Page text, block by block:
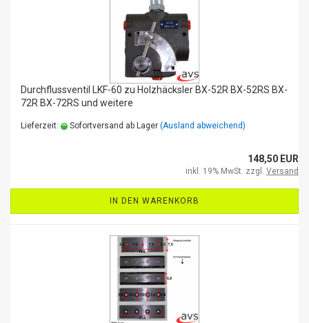
Durchflussventil LKF-60 zu Holzhäcksler BX-52R BX-52RS BX-
72R BX-72RS und weitere
Lieferzeit: Sofortversand ab Lager (Ausland abweichend)
148,50 EUR
inkl. 19% MwSt. zzgl. Versand
IN DEN WARENKORB